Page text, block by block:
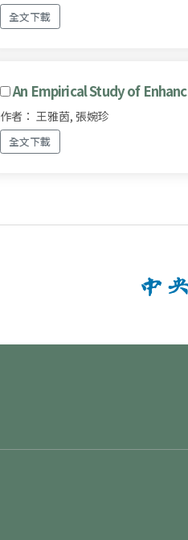
全文下載
An Empirical Study of
作者： 王雅茵, 張婉珍
全文下載